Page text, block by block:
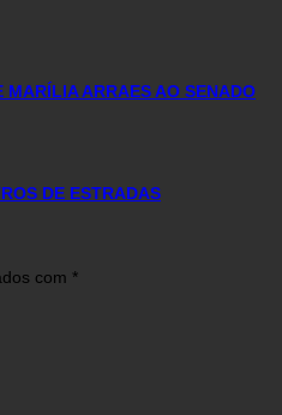
ARRAES AO SENADO
DE ESTRADAS
com *